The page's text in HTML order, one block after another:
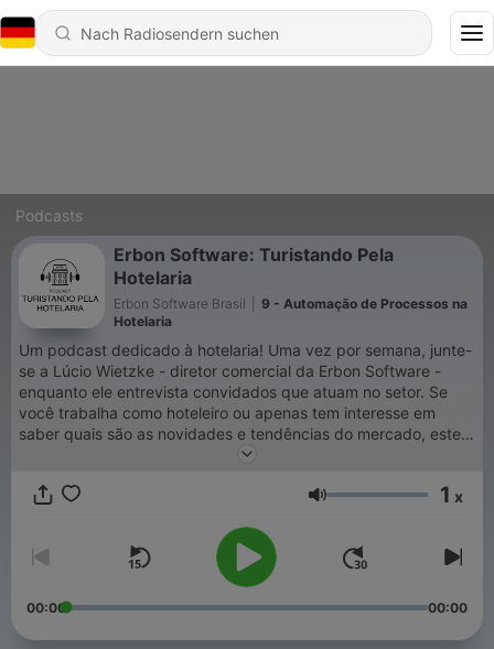
Podcasts
Erbon Software: Turistando Pela
Hotelaria
Erbon Software Brasil
9 - Automação de Processos na
Hotelaria
Um podcast dedicado à hotelaria! Uma vez por semana, junte-
se a Lúcio Wietzke - diretor comercial da Erbon Software -
enquanto ele entrevista convidados que atuam no setor. Se
você trabalha como hoteleiro ou apenas tem interesse em
saber quais são as novidades e tendências do mercado, este
Lautstärke 1 x
00:00 00:00